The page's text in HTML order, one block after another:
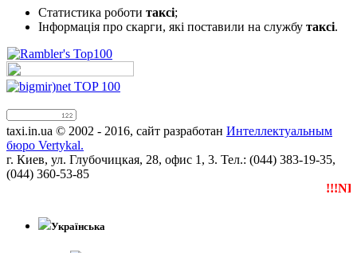
Статистика роботи таксі;
Інформація про скарги, які поставили на службу таксі.
taxi.in.ua © 2002 - 2016, сайт разработан Интеллектуальным
бюро Vertykal.
г. Киев, ул. Глубочицкая, 28, офис 1, 3. Тел.: (044) 383-19-35,
(044) 360-53-85
!!!NEW
Українська